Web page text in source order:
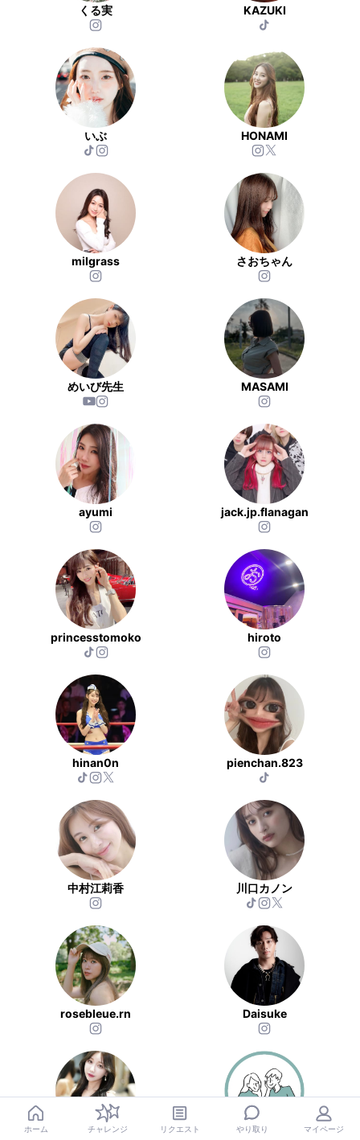
くる実 KAZUKI
いぶ HONAMI
milgrass さおちゃん
めいび先生 MASAMI
ayumi jack.jp.flanagan
princesstomoko hiroto
hinan0n pienchan.823
中村江莉香 川口カノン
rosebleue.rn Daisuke
ホーム チャレンジ リクエスト やり取り マイページ